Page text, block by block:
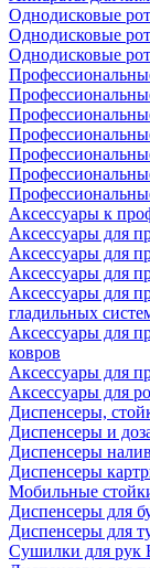
Однодисковые
Однодисковые
Однодисковые
Аксессуары к
Аксессуары для
Аксессуары для
Аксессуары для
Аксессуары для
гладильных
Аксессуары для
ковров
Аксессуары для
Аксессуары для
Диспенсеры,
Диспенсеры и
Диспенсеры
Диспенсеры
Мобильные
Диспенсеры для
Диспенсеры для
Сушилки для рук